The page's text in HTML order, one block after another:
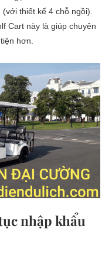
thiết kế 4 chỗ ngồi).
Cart này là giúp chuyên
hơn.
nhập khẩu